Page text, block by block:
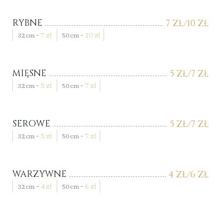
7 ZŁ/10 ZŁ
RYBNE
32 cm - 7 zł 50 cm - 10 zł
5 ZŁ/7 ZŁ
MIĘSNE
32 cm - 5 zł 50 cm - 7 zł
5 ZŁ/7 ZŁ
SEROWE
32 cm - 5 zł 50 cm - 7 zł
4 ZŁ/6 ZŁ
WARZYWNE
32 cm - 4zł 50 cm - 6 zł